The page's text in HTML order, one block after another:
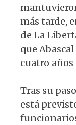
más tarde,
de La
que
cuatro
Tras su
está